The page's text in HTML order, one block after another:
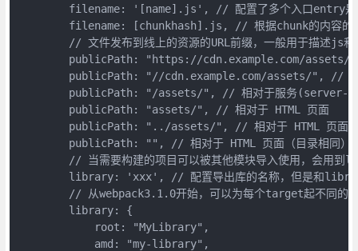
filename: '[name].js', // 配置了多个入口entry是
filename: [chunkhash].js, // 根据chunk的内容的
// 文件发布到线上的资源的URL前缀，一般用于描述js
publicPath: "https://cdn.example.com/assets/
publicPath: "//cdn.example.com/assets/", //
publicPath: "/assets/", // 相对于服务(server-
        publicPath: "assets/", // 相对于 HTML 页面
        publicPath: "../assets/", // 相对于 HTML 页面
        publicPath: "", // 相对于 HTML 页面（目录相同）
// 当需要构建的项目可以被其他模块导入使用，会用
library: 'xxx', // 配置导出库的名称，但是和
// 从webpack3.1.0开始，可以为每个target起不同的
        library: {
            root: "MyLibrary",
            amd: "my-library",